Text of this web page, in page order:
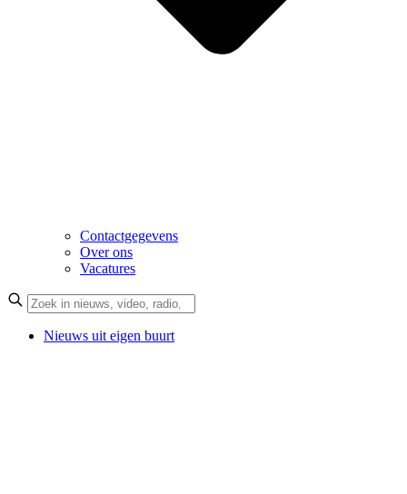
Contactgegevens
Over ons
Vacatures
Nieuws uit eigen buurt